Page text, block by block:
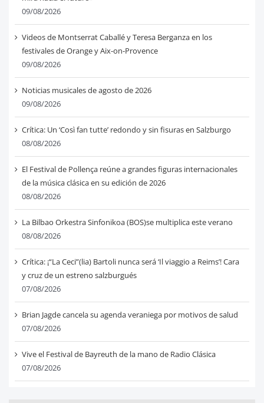
09/08/2026
Videos de Montserrat Caballé y Teresa Berganza en los
festivales de Orange y Aix-on-Provence
09/08/2026
Noticias musicales de agosto de 2026
09/08/2026
Crítica: Un ‘Così fan tutte’ redondo y sin fisuras en Salzburgo
08/08/2026
El Festival de Pollença reúne a grandes figuras internacionales
de la música clásica en su edición de 2026
08/08/2026
La Bilbao Orkestra Sinfonikoa (BOS)se multiplica este verano
08/08/2026
Crítica: ¡“La Ceci”(lia) Bartoli nunca será ‘Il viaggio a Reims’! Cara
y cruz de un estreno salzburgués
07/08/2026
Brian Jagde cancela su agenda veraniega por motivos de salud
07/08/2026
Vive el Festival de Bayreuth de la mano de Radio Clásica
07/08/2026